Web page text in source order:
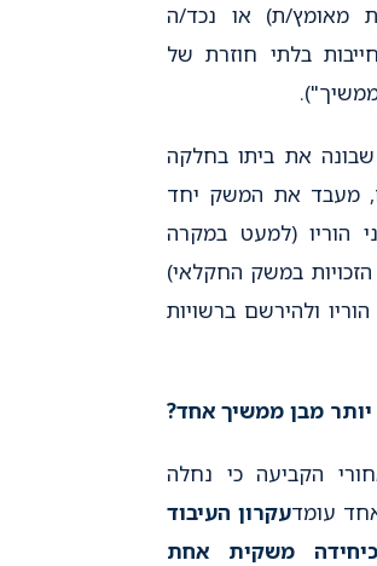
מאומץ/ת) או נכד/ה
בלתי חוזרת של
את ביתו בחלקה
מעבד את המשק יחד
הוריו (למעט במקרה
במשק החקלאי)
ולהירשם ברשויות
מבן ממשיך אחד?
הקביעה כי נחלה
עומדעקרון העיבוד
משקית אחת